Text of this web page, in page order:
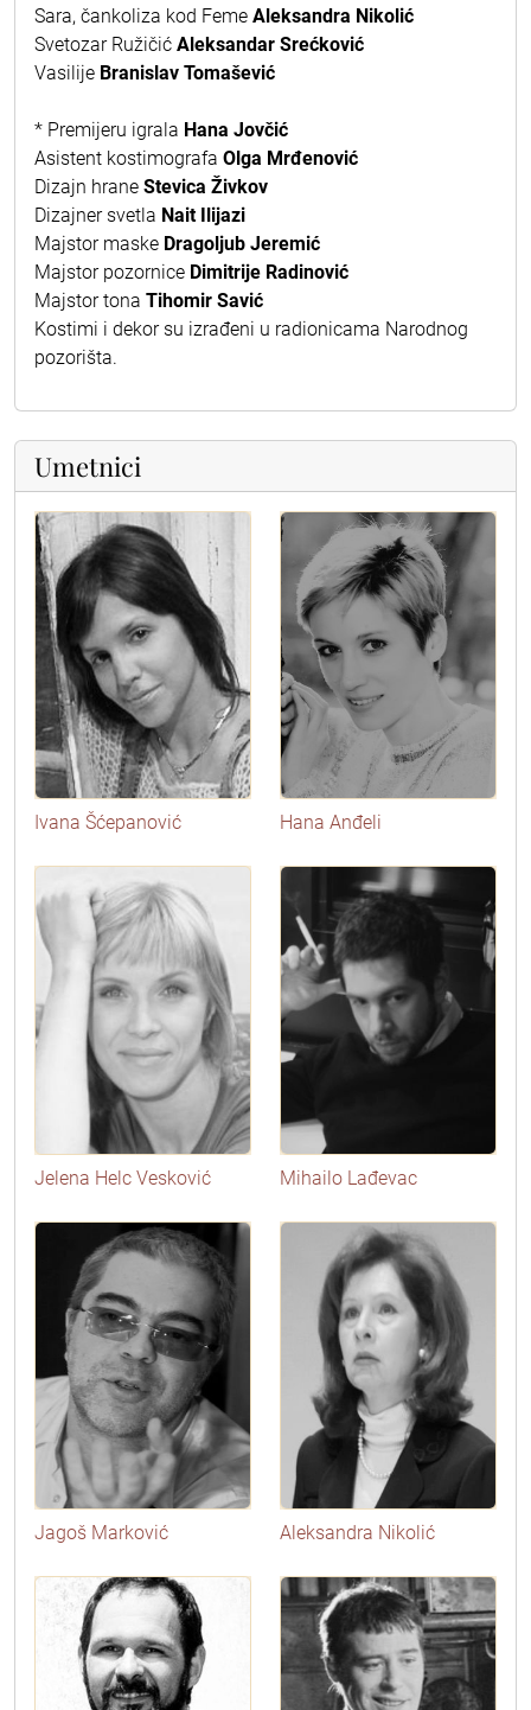
Sara, čankoliza kod Feme Aleksandra Nikolić
Svetozar Ružičić Aleksandar Srećković
Vasilije Branislav Tomašević
* Premijeru igrala Hana Jovčić
Asistent kostimografa Olga Mrđenović
Dizajn hrane Stevica Živkov
Dizajner svetla Nait Ilijazi
Majstor maske Dragoljub Jeremić
Majstor pozornice Dimitrije Radinović
Majstor tona Tihomir Savić
Kostimi i dekor su izrađeni u radionicama Narodnog
pozorišta.
Umetnici
Ivana Šćepanović Hana Anđeli
Jelena Helc Vesković Mihailo Lađevac
Jagoš Marković Aleksandra Nikolić